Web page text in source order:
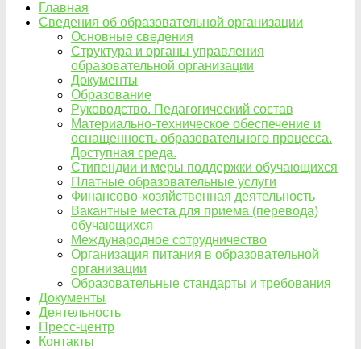
Главная
Сведения об образовательной организации
Основные сведения
Структура и органы управления
образовательной организации
Документы
Образование
Руководство. Педагогический состав
Материально-техническое обеспечение и
оснащенность образовательного процесса.
Доступная среда.
Стипендии и меры поддержки обучающихся
Платные образовательные услуги
Финансово-хозяйственная деятельность
Вакантные места для приема (перевода)
обучающихся
Международное сотрудничество
Организация питания в образовательной
организации
Образовательные стандарты и требования
Документы
Деятельность
Пресс-центр
Контакты